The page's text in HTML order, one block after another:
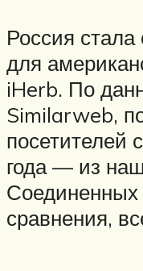
Россия
для
iHerb. По
Similarweb,
посетителей
года — из
сравнения,